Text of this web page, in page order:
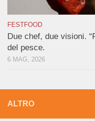
FESTFOOD
Due chef, due visioni.
del pesce.
6 MAG, 2026
ALTRO